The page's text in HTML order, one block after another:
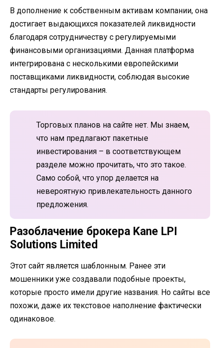
В дополнение к собственным активам компании, она
достигает выдающихся показателей ликвидности
благодаря сотрудничеству с регулируемыми
финансовыми организациями. Данная платформа
интегрирована с несколькими европейскими
поставщиками ликвидности, соблюдая высокие
стандарты регулирования.
Торговых планов на сайте нет. Мы знаем,
что нам предлагают пакетные
инвестирования – в соответствующем
разделе можно прочитать, что это такое.
Само собой, что упор делается на
невероятную привлекательность данного
предложения.
Разоблачение брокера Kane LPI
Solutions Limited
Этот сайт является шаблонным. Ранее эти
мошенники уже создавали подобные проекты,
которые просто имели другие названия. Но сайты все
похожи, даже их текстовое наполнение фактически
одинаковое.